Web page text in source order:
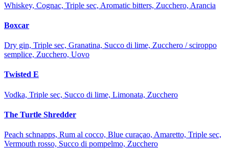
Whiskey, Cognac, Triple sec, Aromatic bitters, Zucchero, Arancia
Boxcar
Dry gin, Triple sec, Granatina, Succo di lime, Zucchero / sciroppo
semplice, Zucchero, Uovo
Twisted E
Vodka, Triple sec, Succo di lime, Limonata, Zucchero
The Turtle Shredder
Peach schnapps, Rum al cocco, Blue curaçao, Amaretto, Triple sec,
Vermouth rosso, Succo di pompelmo, Zucchero